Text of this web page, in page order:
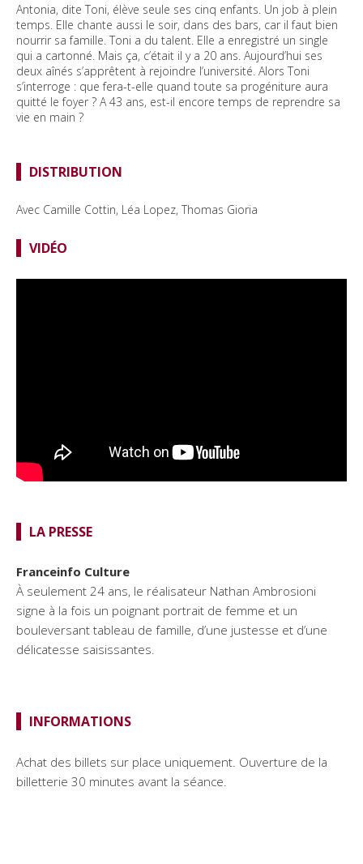
Antonia, dite Toni, élève seule ses cinq enfants. Un job à plein
temps. Elle chante aussi le soir, dans des bars, car il faut bien
nourrir sa famille. Toni a du talent. Elle a enregistré un single
qui a cartonné. Mais ça, c’était il y a 20 ans. Aujourd’hui ses
deux aînés s’apprêtent à rejoindre l’université. Alors Toni
s’interroge : que fera-t-elle quand toute sa progéniture aura
quitté le foyer ? A 43 ans, est-il encore temps de reprendre sa
vie en main ?
DISTRIBUTION
Avec Camille Cottin, Léa Lopez, Thomas Gioria
VIDÉO
LA PRESSE
Franceinfo Culture
À seulement 24 ans, le réalisateur Nathan Ambrosioni
signe à la fois un poignant portrait de femme et un
bouleversant tableau de famille, d’une justesse et d’une
délicatesse saisissantes.
INFORMATIONS
Achat des billets sur place uniquement. Ouverture de la
billetterie 30 minutes avant la séance.